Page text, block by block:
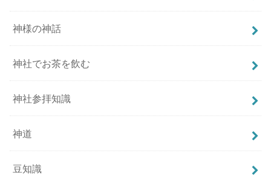
神様の神話
神社でお茶を飲む
神社参拝知識
神道
豆知識